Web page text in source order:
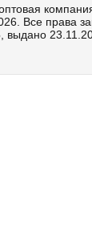
Все права
выдано